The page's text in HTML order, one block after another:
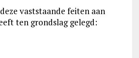
vaststaande feiten aan
ten grondslag gelegd: